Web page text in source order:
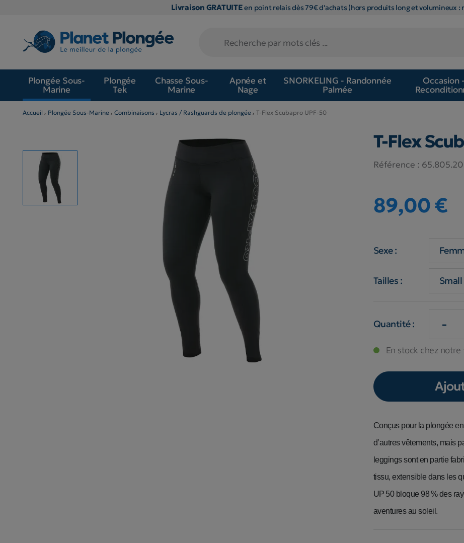
Livraison GRATUITEen point relais dès 79€ d'achats (hors produits long et volumineux :
Plongée Sous-
Marine
Plongée
Tek
Chasse Sous-
Marine
Apnée et
Nage
SNORKELING - Randonnée
Palmée
Occasion -
Accueil Plongée Sous-Marine Combinaisons Lycras / Rashguards de plongée T-Flex Scubapro UPF-50
T-Flex
Référence :
89,00 €
Sexe :
Tailles :
Quantité : -
En stock chez
Conçus pour la plongée
d’autres vêtements, mais
leggings sont en partie
tissu, extensible dans les
UP 50 bloque 98 % des
aventures au soleil.